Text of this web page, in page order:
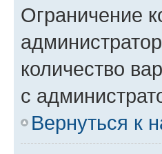
Ограничение
количество
с
Вернуться к